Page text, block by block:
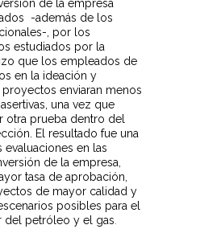
de la empresa
-además de los
, por los
estudiados por la
que los empleados de
en la ideación y
enviaran menos
una vez que
otra prueba dentro del
El resultado fue una
en las
de la empresa,
tasa de aprobación,
de mayor calidad y
posibles para el
del petróleo y el gas